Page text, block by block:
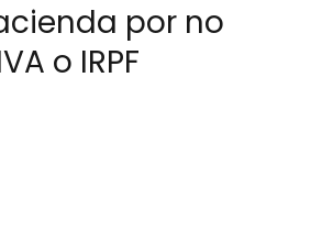
por no
o IRPF